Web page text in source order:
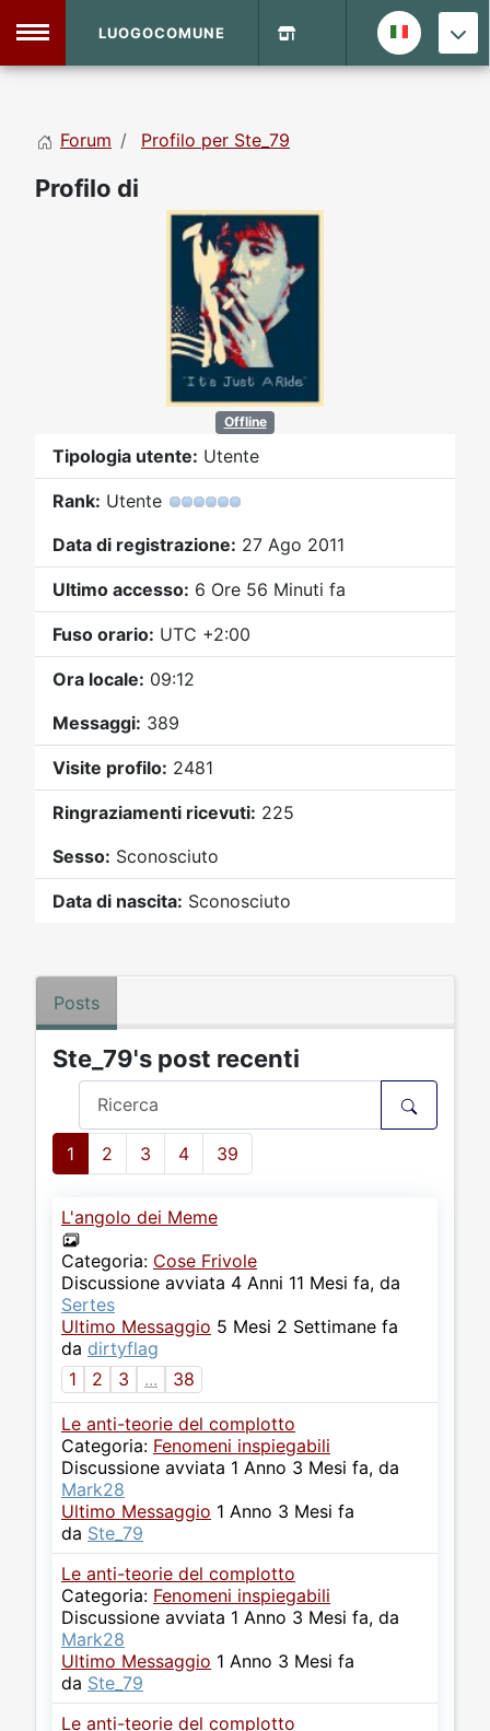
Forum
LUOGOCOMUNE
Forum Profilo per Ste_79
Profilo di
Offline
Tipologia utente: Utente
Rank: Utente
Data di registrazione: 27 Ago 2011
Ultimo accesso: 6 Ore 56 Minuti fa
Fuso orario: UTC +2:00
Ora locale: 09:12
Messaggi: 389
Visite profilo: 2481
Ringraziamenti ricevuti: 225
Sesso: Sconosciuto
Data di nascita: Sconosciuto
Posts
Ste_79's post recenti
1 2 3 4 39
L'angolo dei Meme
Categoria: Cose Frivole
Discussione avviata 4 Anni 11 Mesi fa, da
Sertes
Ultimo Messaggio 5 Mesi 2 Settimane fa
da dirtyflag
1
2 3 ... 38
Le anti-teorie del complotto
Categoria: Fenomeni inspiegabili
Discussione avviata 1 Anno 3 Mesi fa, da
Mark28
Ultimo Messaggio 1 Anno 3 Mesi fa
da Ste_79
Le anti-teorie del complotto
Categoria: Fenomeni inspiegabili
Discussione avviata 1 Anno 3 Mesi fa, da
Mark28
Ultimo Messaggio 1 Anno 3 Mesi fa
da Ste_79
Le anti-teorie del complotto